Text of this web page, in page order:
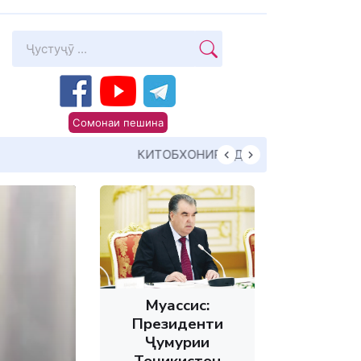
Сомонаи пешина
Муассис:
Президенти
Ҷумҳурии